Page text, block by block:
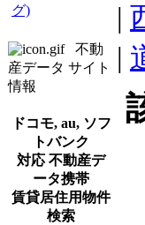
グ)
不動
産データ サイト
情報
ドコモ, au, ソフ
トバンク
対応 不動産デ
ータ携帯
賃貸居住用物件
検索
|
|